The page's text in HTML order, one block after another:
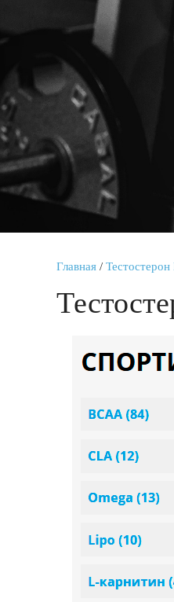
Главная /